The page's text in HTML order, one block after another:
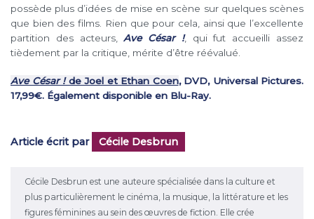
possède plus d’idées de mise en scène sur quelques scènes
que bien des films. Rien que pour cela, ainsi que l’excellente
partition des acteurs,Ave César !, qui fut accueilli assez
tièdement par la critique, mérite d’être réévalué.
Ave César !de Joel et Ethan Coen, DVD, Universal Pictures.
17,99€. Également disponible en Blu-Ray.
Article écrit par Cécile Desbrun
Cécile Desbrun est une auteure spécialisée dans la culture et
plus particulièrement le cinéma, la musique, la littérature et les
figures féminines au sein des œuvres de fiction. Elle crée